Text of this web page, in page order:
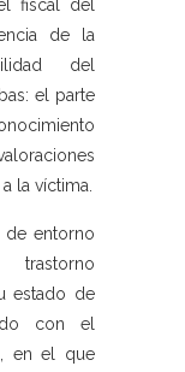
fiscal del
de la
del
el parte
la víctima.
entorno
estado de
con el
en el que